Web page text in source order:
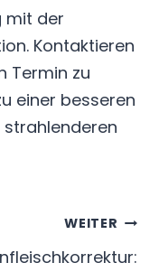
mit der
Kontaktieren
Termin zu
einer besseren
WEITER